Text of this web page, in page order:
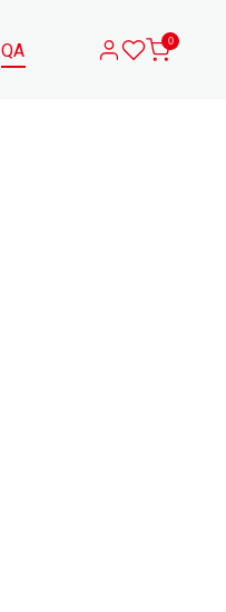
QA 0